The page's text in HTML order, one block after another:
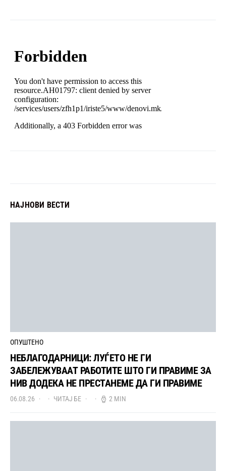
НАЈНОВИ ВЕСТИ
ОПУШТЕНО
НЕБЛАГОДАРНИЦИ: ЛУЃЕТО НЕ ГИ
ЗАБЕЛЕЖУВААТ РАБОТИТЕ ШТО ГИ ПРАВИМЕ ЗА
НИВ ДОДЕКА НЕ ПРЕСТАНЕМЕ ДА ГИ ПРАВИМЕ
06.08.26 ЧИТАЈ БЕ 2 MIN